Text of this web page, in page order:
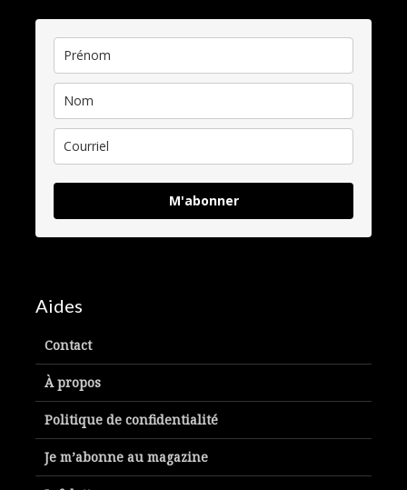
M'abonner
Aides
Contact
À propos
Politique de confidentialité
Je m’abonne au magazine